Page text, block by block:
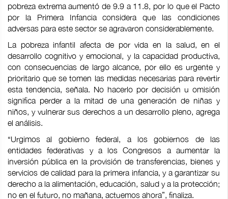
pobreza extrema aumentó de 9.9 a 11.8, por lo que el Pacto
por la Primera Infancia considera que las condiciones
adversas para este sector se agravaron considerablemente.
La pobreza infantil afecta de por vida en la salud, en el
desarrollo cognitivo y emocional, y la capacidad productiva,
con consecuencias de largo alcance, por ello es urgente y
prioritario que se tomen las medidas necesarias para revertir
esta tendencia, señala. No hacerlo por decisión u omisión
significa perder a la mitad de una generación de niñas y
niños, y vulnerar sus derechos a un desarrollo pleno, agrega
el análisis.
“Urgimos al gobierno federal, a los gobiernos de las
entidades federativas y a los Congresos a aumentar la
inversión pública en la provisión de transferencias, bienes y
servicios de calidad para la primera infancia, y a garantizar su
derecho a la alimentación, educación, salud y a la protección;
no en el futuro, no mañana, actuemos ahora”, finaliza.